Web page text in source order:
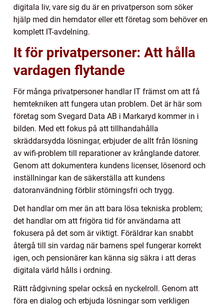
digitala liv, vare sig du är en privatperson som söker
hjälp med din hemdator eller ett företag som behöver en
komplett IT-avdelning.
It för privatpersoner: Att hålla
vardagen flytande
För många privatpersoner handlar IT främst om att få
hemtekniken att fungera utan problem. Det är här som
företag som Svegard Data AB i Markaryd kommer in i
bilden. Med ett fokus på att tillhandahålla
skräddarsydda lösningar, erbjuder de allt från lösning
av wifi-problem till reparationer av krånglande datorer.
Genom att dokumentera kundens licenser, lösenord och
inställningar kan de säkerställa att kundens
datoranvändning förblir störningsfri och trygg.
Det handlar om mer än att bara lösa tekniska problem;
det handlar om att frigöra tid för användarna att
fokusera på det som är viktigt. Föräldrar kan snabbt
återgå till sin vardag när barnens spel fungerar korrekt
igen, och pensionärer kan känna sig säkra i att deras
digitala värld hålls i ordning.
Rätt rådgivning spelar också en nyckelroll. Genom att
föra en dialog och erbjuda lösningar som verkligen